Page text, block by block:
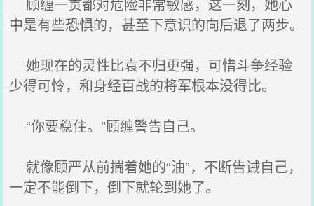
中是有些恐惧的，甚至下意识的向后退了两步。
她现在的灵性比袁不归更强，可惜斗争经验
少得可怜，和身经百战的将军根本没得比。
“你要稳住。”顾缠警告自己。
就像顾严从前揣着她的“油”，不断告诫自己，
一定不能倒下，倒下就轮到她了。